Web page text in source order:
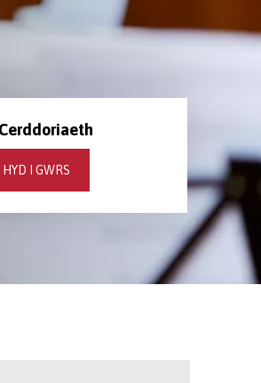
HYD I GWRS